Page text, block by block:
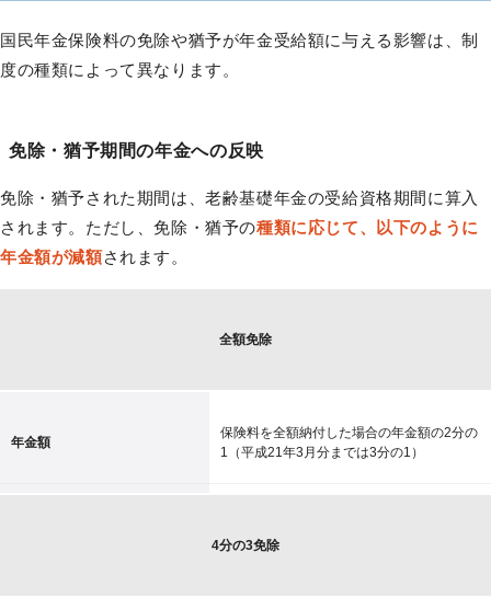
国民年金保険料の免除や猶予が年金受給額に与える影響は、制
度の種類によって異なります。
免除・猶予期間の年金への反映
免除・猶予された期間は、老齢基礎年金の受給資格期間に算入
されます。ただし、免除・猶予の種類に応じて、以下のように
年金額が減額されます。
全額免除
年金額
保険料を全額納付した場合の年金額の2分の
1（平成21年3月分までは3分の1）
4分の3免除